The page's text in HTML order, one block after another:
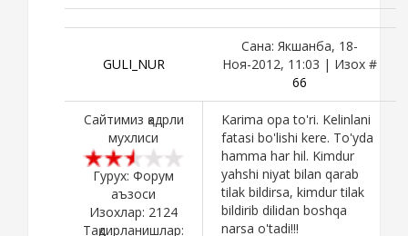
GULI_NUR
Сана: Якшанба, 18-
Ноя-2012, 11:03 | Изох #
66
Сайтимиз қадрли
мухлиси
Гурух: Форум
аъзоси
Изохлар: 2124
Тақдирланишлар:
Karima opa to'ri. Kelinlani
fatasi bo'lishi kere. To'yda
hamma har hil. Kimdur
yahshi niyat bilan qarab
tilak bildirsa, kimdur tilak
bildirib dilidan boshqa
narsa o'tadi!!!